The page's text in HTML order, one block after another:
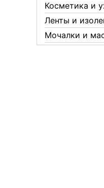
Косметика и
Ленты и
Мочалки и